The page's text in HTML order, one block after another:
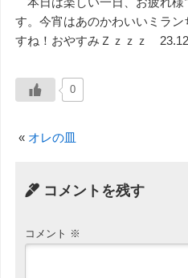
す。今宵はあのかわいいミラ
すね！おやすみＺｚｚｚ
0
« オレの皿
コメントを残す
コメント ※